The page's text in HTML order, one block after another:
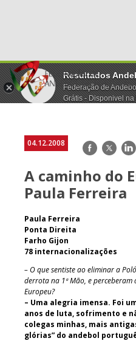
Resultados
Federação de
Grátis - Disponivel na
04.12.2008 Facebook
Twitter
A caminho do
Paula Ferreira
Paula Ferreira
Ponta Direita
Farho Gijon
78 internacionalizações
– O que sentiste ao eliminar a
derrota na 1ª Mão, e perceberam
Europeu?
– Uma alegria imensa. Foi
anos de luta, sofrimento e
colegas minhas, mais
glórias” do andebol